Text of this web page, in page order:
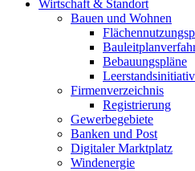
Wirtschaft & Standort
Bauen und Wohnen
Bebauungspläne
Firmenverzeichnis
Registrierung
Gewerbegebiete
Banken und Post
Digitaler Marktplatz
Windenergie